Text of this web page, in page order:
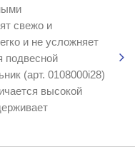
свежо и
и не усложняет
подвесной
(арт. 0108000i28)
высокой